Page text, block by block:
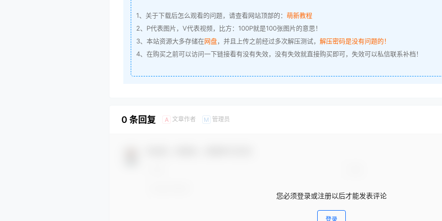
1、关于下载后怎么观看的问题，请查看网站顶部的： 萌新教程
2、P代表图片，V代表视频，比方：100P就是100张图片的意思！
3、本站资源大多存储在网盘，并且上传之前经过多次解压测试， 解压密码是没有问题的！
4、在购买之前可以访问一下链接看有没有失效，没有失效就直接购买即可，失效可以私信联系补档！
0 条回复 A 文章作者 M 管理员
您必须登录或注册以后才能发表评论
登录